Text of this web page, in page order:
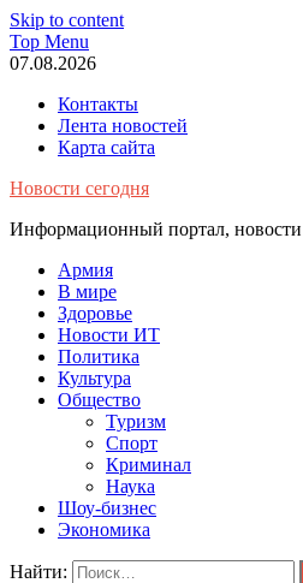
Skip to content
Top Menu
07.08.2026
Контакты
Лента новостей
Карта сайта
Новости сегодня
Информационный портал,
Армия
В мире
Здоровье
Новости ИТ
Политика
Культура
Общество
Туризм
Спорт
Криминал
Наука
Шоу-бизнес
Экономика
Найти: